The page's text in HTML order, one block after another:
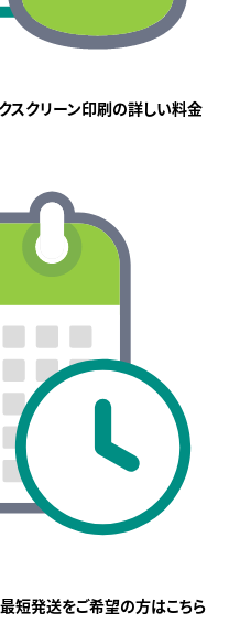
スクリーン印刷の詳しい料金
短発送をご希望の方はこちら